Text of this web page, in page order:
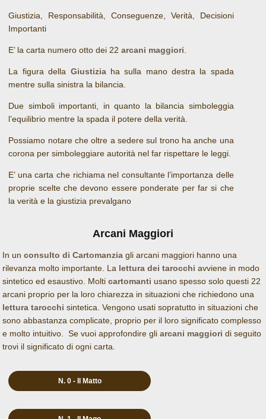
Giustizia, Responsabilità, Conseguenze, Verità, Decisioni
Importanti
E’ la carta numero otto dei 22arcani maggiori.
La figura della Giustiziaha sulla mano destra la spada
mentre sulla sinistra la bilancia.
Due simboli importanti, in quanto la bilancia simboleggia
l’equilibrio mentre la spada il potere della verità.
Possiamo notare che oltre a sedere sul trono ha anche una
corona per simboleggiare autorità nel far rispettare le leggi.
E’ una carta che richiama nel consultante l’importanza delle
proprie scelte che devono essere ponderate per far si che
la verità e la giustizia prevalgano
Arcani Maggiori
In unconsulto di Cartomanzia gli arcani maggiori hanno una
rilevanza molto importante. La lettura dei tarocchi avviene in modo
sintetico ed esaustivo. Molticartomanti usano spesso solo questi 22
arcani proprio per la loro chiarezza in situazioni che richiedono una
lettura tarocchi sintetica. Vengono usati sopratutto in situazioni che
sono abbastanza complicate, proprio per il loro significato complesso
e molto intuitivo. Se vuoi approfondire gliarcani maggiori di seguito
trovi il significato di ogni carta.
N. 0 - Il Matto